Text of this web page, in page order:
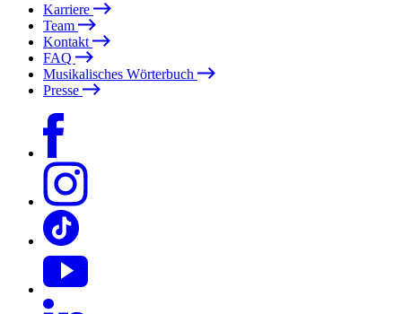
Karriere
Team
Kontakt
FAQ
Musikalisches Wörterbuch
Presse